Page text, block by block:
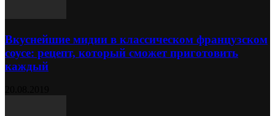
Вкуснейшие мидии в классическом французском
соусе: рецепт, который сможет приготовить
каждый